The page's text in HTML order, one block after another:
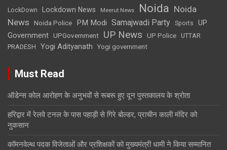
LockDown Lockdown News Meerut News Noida Noida
News
Noida Police PM Modi Samajwadi Party Sports
UP
Government UPGovernment UP News UP Police
UTTAR
PRADESH
Yogi Adityanath Yogi government
Must Read
ऑडेन्स कोल आरोहण के अनुभवों से रूबरू हुए दून पुस्तकालय के श्रोता
हरिद्वार में रेलवे टनल के पास पहाड़ी से गिरे बोल्डर, प्राचीन काली मंदिर को
नुकसान
कॉमनवेल्थ पदक विजेताओं और प्रशिक्षकों को मुख्यमंत्री धामी ने किया सम्मानित